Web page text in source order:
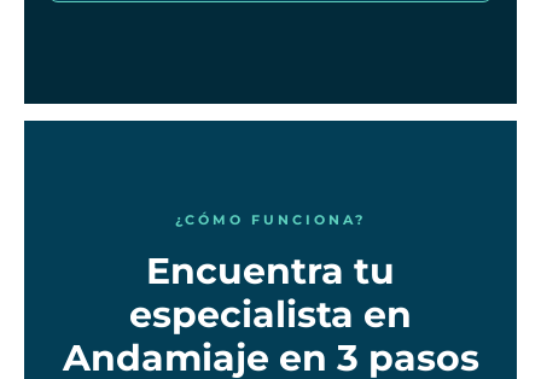
¿CÓMO FUNCIONA?
Encuentra tu
especialista en
Andamiaje en 3 pasos